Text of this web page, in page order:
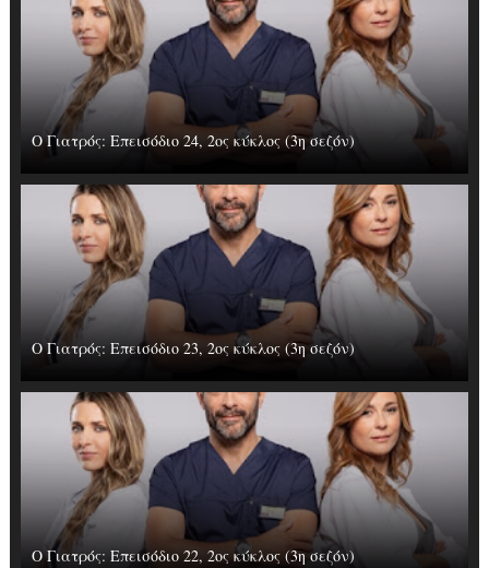
Ο Γιατρός: Επεισόδιο 24, 2ος κύκλος (3η σεζόν)
Ο Γιατρός: Επεισόδιο 23, 2ος κύκλος (3η σεζόν)
Ο Γιατρός: Επεισόδιο 22, 2ος κύκλος (3η σεζόν)